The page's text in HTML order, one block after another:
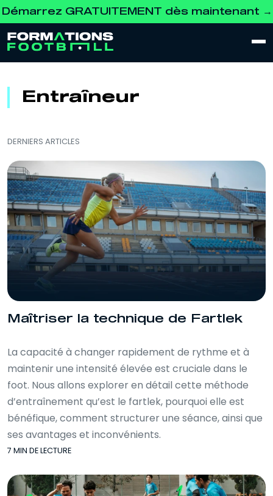
GRATUITEMENT dès maintenant →
Entraîneur
DERNIERS ARTICLES
Maîtriser la technique de Fartlek
La capacité à changer rapidement de rythme et à
maintenir une intensité élevée est cruciale dans le
foot. Nous allons explorer en détail cette méthode
d’entraînement qu’est le fartlek, pourquoi elle est
bénéfique, comment structurer une séance, ainsi que
ses avantages et inconvénients.
7 MIN DE LECTURE